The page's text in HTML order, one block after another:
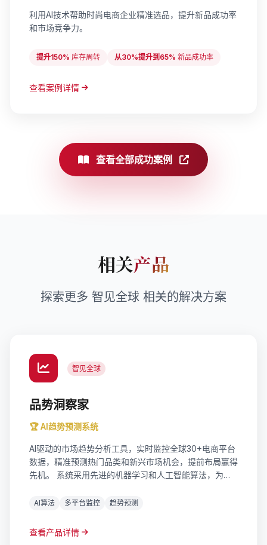
利用AI技术帮助时尚电商企业精准选品，提升新品成功率
和市场竞争力。
提升150% 库存周转 从30%提升到65% 新品成功率
查看案例详情
查看全部成功案例
相关产品
探索更多 智见全球 相关的解决方案
智见全球
品势洞察家
🏆 AI趋势预测系统
AI驱动的市场趋势分析工具，实时监控全球30+电商平台
数据，精准预测热门品类和新兴市场机会，提前布局赢得
先机。 系统采用先进的机器学习和人工智能算法，为企
多维度分析，可视化报表输出，帮助企业快速响应市场变
AI算法 多平台监控 趋势预测
查看产品详情